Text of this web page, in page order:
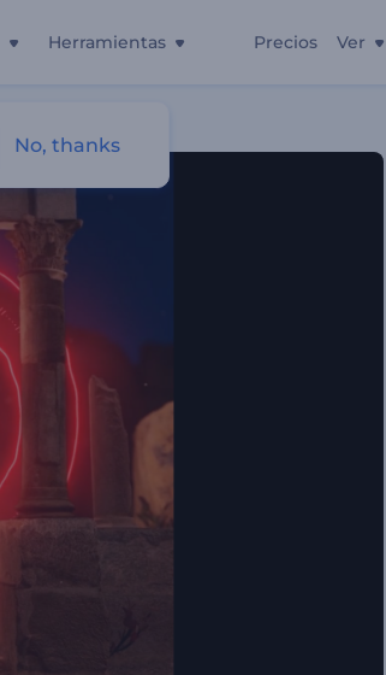
Herramientas Precios Ver
No, thanks